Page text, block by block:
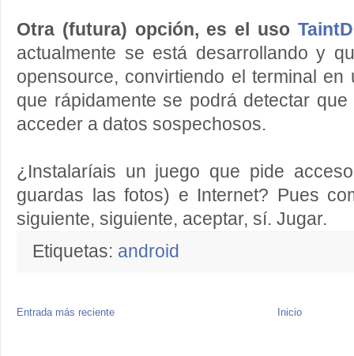
Otra (futura) opción, es el uso
actualmente se está desarrollando y
opensource, convirtiendo el terminal
que rápidamente se podrá detectar
acceder a datos sospechosos.
¿Instalaríais un juego que pide
guardas las fotos) e Internet? Pues
siguiente, siguiente, aceptar, sí. Jugar.
Etiquetas: android
Entrada más reciente Inicio